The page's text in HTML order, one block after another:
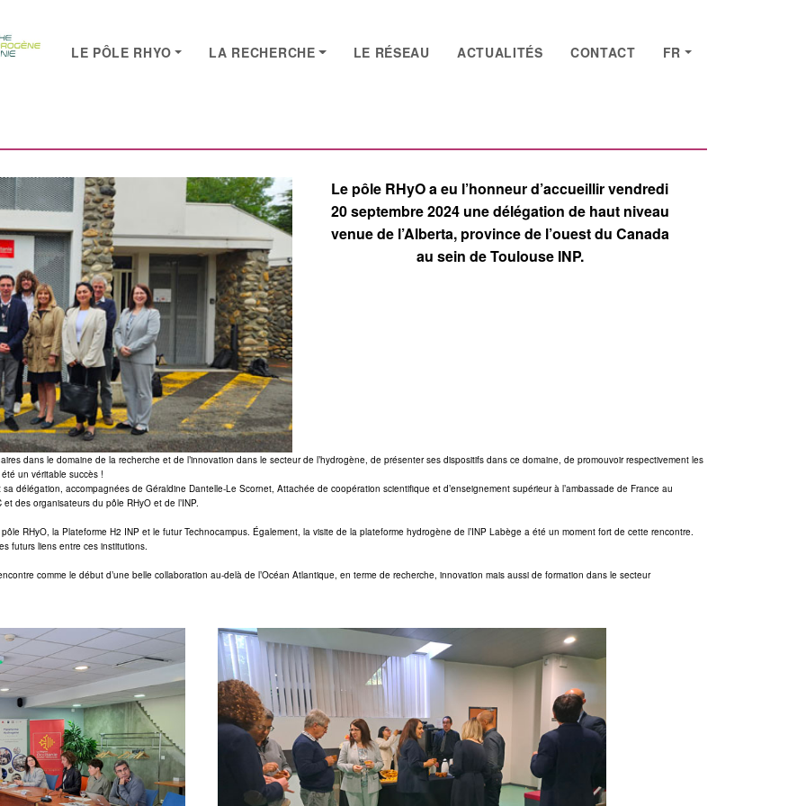
LE PÔLE RHYO LA RECHERCHE LE RÉSEAU ACTUALITÉS CONTACT FR
Le pôle RHyO a eu l’honneur d’accueillir vendredi
20 septembre 2024 une délégation de haut niveau
venue de l’Alberta, province de l’ouest du Canada
au sein de Toulouse INP.
dans le domaine de la recherche et de l’innovation dans le secteur de l’hydrogène, de présenter ses dispositifs dans ce domaine, de promouvoir respectivement les
été un véritable succès !
délégation, accompagnées de Géraldine Dantelle-Le Scornet, Attachée de coopération scientifique et d’enseignement supérieur à l’ambassade de France au
des organisateurs du pôle RHyO et de l’INP.
RHyO, la Plateforme H2 INP et le futur Technocampus. Également, la visite de la plateforme hydrogène de l’INP Labège a été un moment fort de cette rencontre.
futurs liens entre ces institutions.
comme le début d’une belle collaboration au-delà de l’Océan Atlantique, en terme de recherche, innovation mais aussi de formation dans le secteur